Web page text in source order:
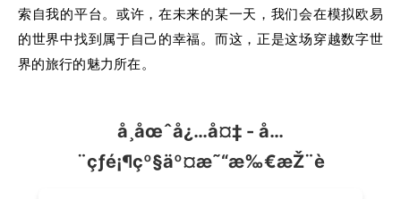
索自我的平台。或许，在未来的某一天，我们会在模拟欧易
的世界中找到属于自己的幸福。而这，正是这场穿越数字世
界的旅行的魅力所在。